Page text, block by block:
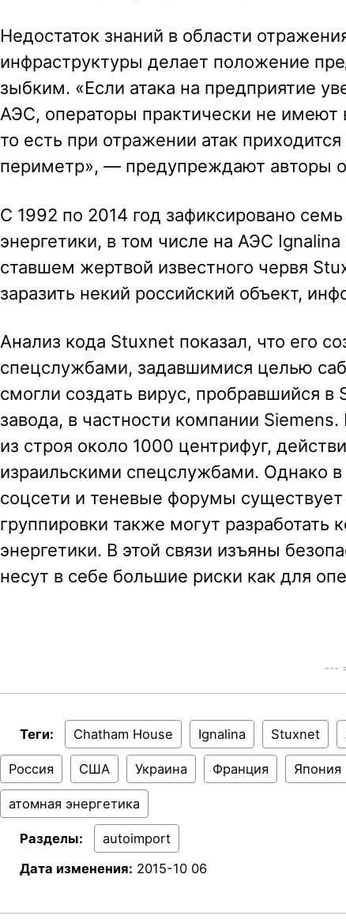
Недостаток знаний в области
инфраструктуры делает положение
зыбким. «Если атака на предприятие
АЭС, операторы практически не
то есть при отражении атак
периметр», — предупреждают авторы
С 1992 по 2014 год зафиксировано
энергетики, в том числе на АЭС
ставшем жертвой известного червя
заразить некий российский объект,
Анализ кода Stuxnet показал, что его
спецслужбами, задавшимися целью
смогли создать вирус, пробравшийся
завода, в частности компании
из строя около 1000 центрифуг,
израильскими спецслужбами. Однако
соцсети и теневые форумы существует
группировки также могут разработать
энергетики. В этой связи изъяны
несут в себе большие риски как для
---
Теги: Chatham House Ignalina Stuxnet
Россия США Украина Франция Япония
атомная энергетика
Разделы:
autoimport
Дата изменения: 2015-10 06